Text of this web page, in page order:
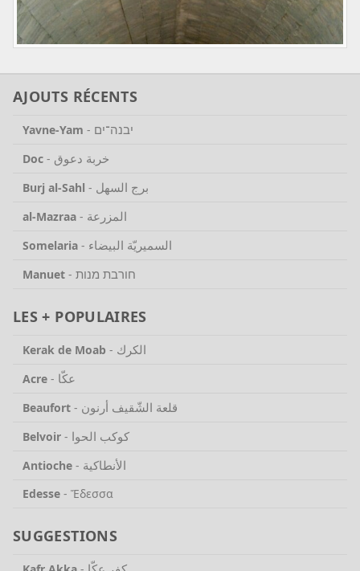
AJOUTS RÉCENTS
Yavne-Yam - יבנה־ים
Doc - خربة دعوق
Burj al-Sahl - برج السهل
al-Mazraa - المزرعة
Somelaria - السميريّة البيضاء
Manuet - חורבת מנות
LES + POPULAIRES
Kerak de Moab - الكرك
Acre - عكّا
Beaufort - قلعة الشّقيف أرنون
Belvoir - كوكب الحوا
Antioche - الأنطاكية
Edesse - Ἔδεσσα
SUGGESTIONS